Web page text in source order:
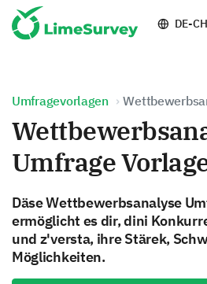
DE-CH
Umfragevorlagen
Umfrage
Däse Wettbewerbsanalyse
ermöglicht es dir, dini
und z'versta, ihre Stärek,
Möglichkeiten.